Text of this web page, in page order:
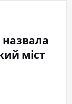
назвала
міст